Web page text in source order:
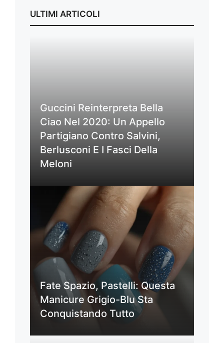
ULTIMI ARTICOLI
Guccini Reinterpreta Bella
Ciao Nel 2020: Un Appello
Partigiano Contro Salvini,
Berlusconi E I Fasci Della
Meloni
Fate Spazio, Pastelli: Questa
Manicure Grigio-Blu Sta
Conquistando Tutto